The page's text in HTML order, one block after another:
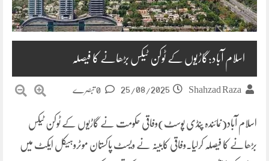
اسلام آباد:گاڑیوں کے ٹوکن ٹیکس بڑھانے کا فیصلہ
Shahzad Raza
25/08/2025
اسلام آباد(نمائندہ پنڈی پوسٹ)وفاقی حکومت نے گاڑیوں کے ٹوکن ٹیکس
بڑھانے کا فیصلہ کرلیا۔وفاقی کابینہ نے ویسٹ پاکستان موٹروہیکل ایکٹ میں